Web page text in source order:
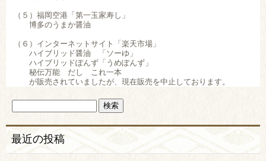
（５）福岡空港「第一玉家寿し」
博多のうまか醤油
（６）インターネットサイト「楽天市場」
ハイブリッド醤油 「ソーゆ」
ハイブリッドぽんず「うめぽんず」
秘伝万能 だし これ一本
が販売されていましたが、現在販売を中止しております。
最近の投稿